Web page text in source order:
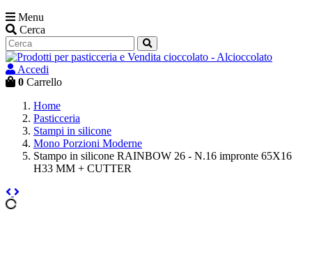
Menu
Cerca
Accedi
0 Carrello
Home
Pasticceria
Stampi in silicone
Mono Porzioni Moderne
Stampo in silicone RAINBOW 26 - N.16 impronte 65X16
H33 MM + CUTTER